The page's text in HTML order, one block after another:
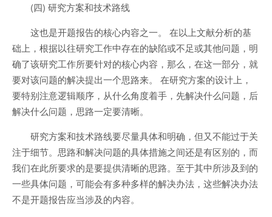
(四) 研究方案和技术路线
这也是开题报告的核心内容之一。 在以上文献分析的基
础上，根据以往研究工作中存在的缺陷或不足或其他问题，明
确了该研究工作所要针对的核心内容，那么，在这一部分，就
要对该问题的解决提出一个思路来。 在研究方案的设计上，
要特别注意逻辑顺序，从什么角度着手，先解决什么问题，后
解决什么问题，思路一定要清晰。
研究方案和技术路线要尽量具体和明确，但又不能过于关
注于细节。思路和解决问题的具体措施之间还是有区别的，而
我们在此所要求的是要提供清晰的思路。至于其中所涉及到的
一些具体问题，可能会有多种多样的解决办法，这些解决办法
不是开题报告应当涉及的内容。